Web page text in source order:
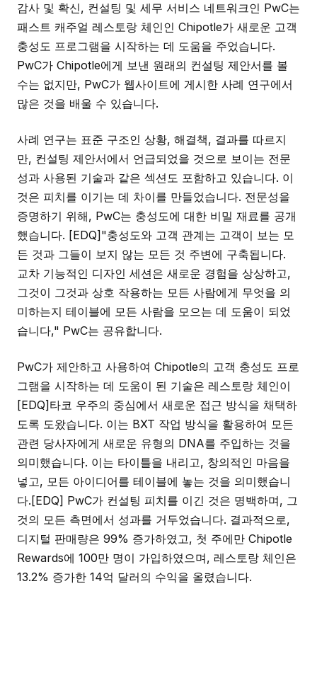
감사 및 확신, 컨설팅 및 세무 서비스 네트워크인 PwC는
패스트 캐주얼 레스토랑 체인인 Chipotle가 새로운 고객
충성도 프로그램을 시작하는 데 도움을 주었습니다.
PwC가 Chipotle에게 보낸 원래의 컨설팅 제안서를 볼
수는 없지만, PwC가 웹사이트에 게시한 사례 연구에서
많은 것을 배울 수 있습니다.
사례 연구는 표준 구조인 상황, 해결책, 결과를 따르지
만, 컨설팅 제안서에서 언급되었을 것으로 보이는 전문
성과 사용된 기술과 같은 섹션도 포함하고 있습니다. 이
것은 피치를 이기는 데 차이를 만들었습니다. 전문성을
증명하기 위해, PwC는 충성도에 대한 비밀 재료를 공개
했습니다. [EDQ]"충성도와 고객 관계는 고객이 보는 모
든 것과 그들이 보지 않는 모든 것 주변에 구축됩니다.
교차 기능적인 디자인 세션은 새로운 경험을 상상하고,
그것이 그것과 상호 작용하는 모든 사람에게 무엇을 의
미하는지 테이블에 모든 사람을 모으는 데 도움이 되었
습니다," PwC는 공유합니다.
PwC가 제안하고 사용하여 Chipotle의 고객 충성도 프로
그램을 시작하는 데 도움이 된 기술은 레스토랑 체인이
[EDQ]타코 우주의 중심에서 새로운 접근 방식을 채택하
도록 도왔습니다. 이는 BXT 작업 방식을 활용하여 모든
관련 당사자에게 새로운 유형의 DNA를 주입하는 것을
의미했습니다. 이는 타이틀을 내리고, 창의적인 마음을
넣고, 모든 아이디어를 테이블에 놓는 것을 의미했습니
다.[EDQ] PwC가 컨설팅 피치를 이긴 것은 명백하며, 그
것의 모든 측면에서 성과를 거두었습니다. 결과적으로,
디지털 판매량은 99% 증가하였고, 첫 주에만 Chipotle
Rewards에 100만 명이 가입하였으며, 레스토랑 체인은
13.2% 증가한 14억 달러의 수익을 올렸습니다.